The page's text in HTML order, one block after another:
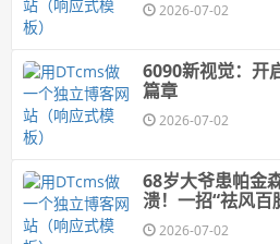
2026-07-02
6090新视觉：开
篇章
2026-07-02
68岁大爷患帕金
溃！一招“祛风百
走路？
2026-07-02